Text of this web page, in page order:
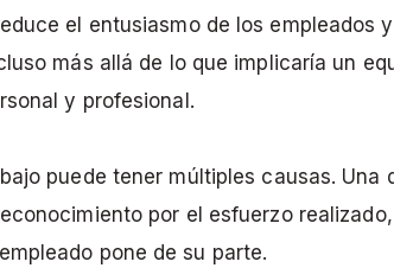
el entusiasmo de los empleados
más allá de lo que implicaría un
y profesional.
puede tener múltiples causas. Una
por el esfuerzo
pone de su parte.